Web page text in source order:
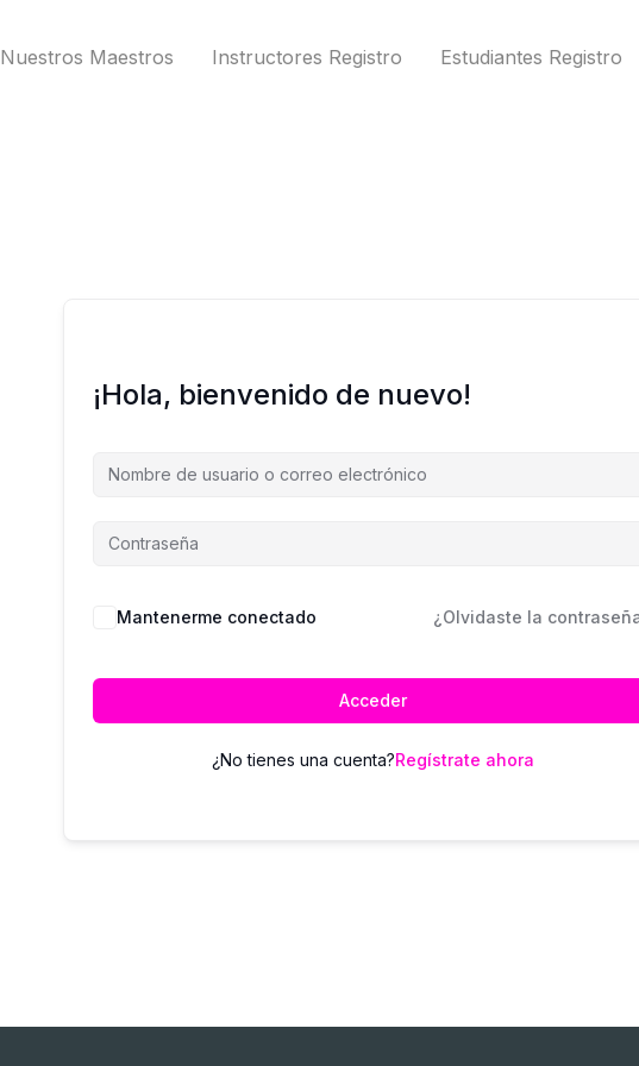
Nuestros Maestros Instructores Registro Estudiantes Registro
¡Hola, bienvenido de nuevo!
Mantenerme conectado ¿Olvidaste la
Acceder
¿No tienes una cuenta?Regístrate ahora